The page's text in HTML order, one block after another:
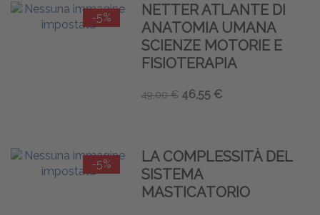
-5%
NETTER ATLANTE DI
ANATOMIA UMANA
SCIENZE MOTORIE E
FISIOTERAPIA
49,00 € 46,55 €
-5%
LA COMPLESSITÀ DEL
SISTEMA
MASTICATORIO